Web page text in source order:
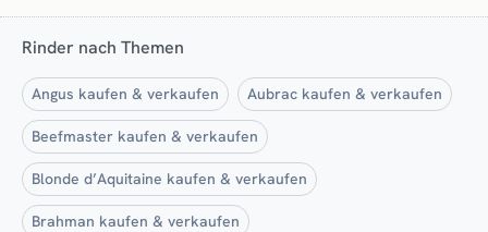
Rinder nach Themen
Angus kaufen & verkaufen Aubrac kaufen & verkaufen
Beefmaster kaufen & verkaufen
Blonde d’Aquitaine kaufen & verkaufen
Brahman kaufen & verkaufen